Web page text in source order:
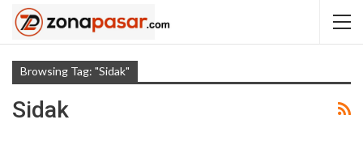
Browsing Tag: "Sidak"
Sidak